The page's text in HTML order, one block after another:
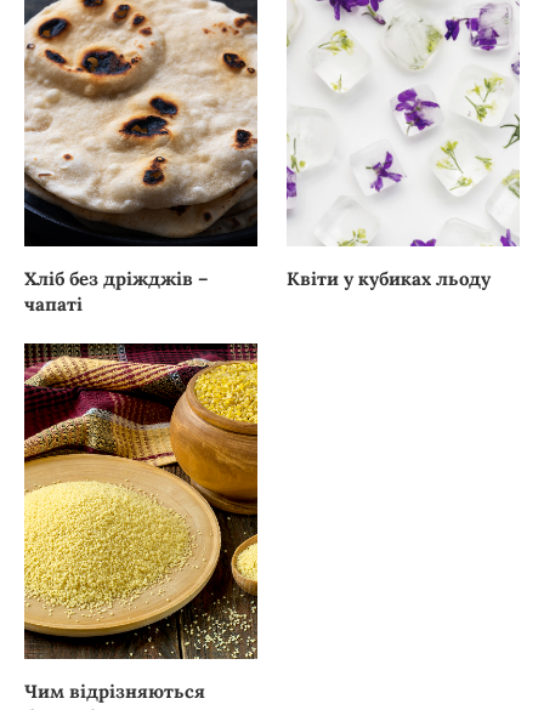
Хліб без дріжджів –
чапаті
Квіти у кубиках льоду
Чим відрізняються